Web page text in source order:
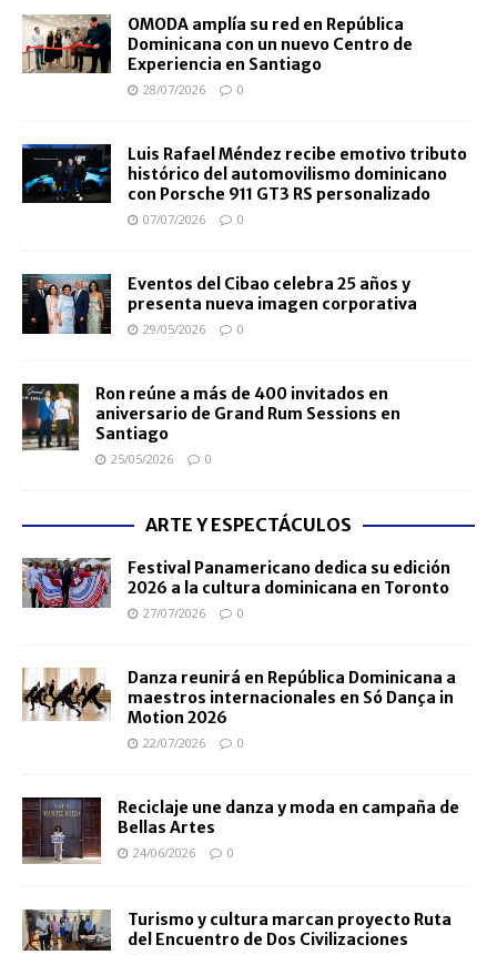
OMODA amplía su red en República
Dominicana con un nuevo Centro de
Experiencia en Santiago
28/07/2026 0
Luis Rafael Méndez recibe emotivo tributo
histórico del automovilismo dominicano
con Porsche 911 GT3 RS personalizado
07/07/2026 0
Eventos del Cibao celebra 25 años y
presenta nueva imagen corporativa
29/05/2026 0
Ron reúne a más de 400 invitados en
aniversario de Grand Rum Sessions en
Santiago
25/05/2026 0
ARTE Y ESPECTÁCULOS
Festival Panamericano dedica su edición
2026 a la cultura dominicana en Toronto
27/07/2026 0
Danza reunirá en República Dominicana a
maestros internacionales en Só Dança in
Motion 2026
22/07/2026 0
Reciclaje une danza y moda en campaña de
Bellas Artes
24/06/2026 0
Turismo y cultura marcan proyecto Ruta
del Encuentro de Dos Civilizaciones